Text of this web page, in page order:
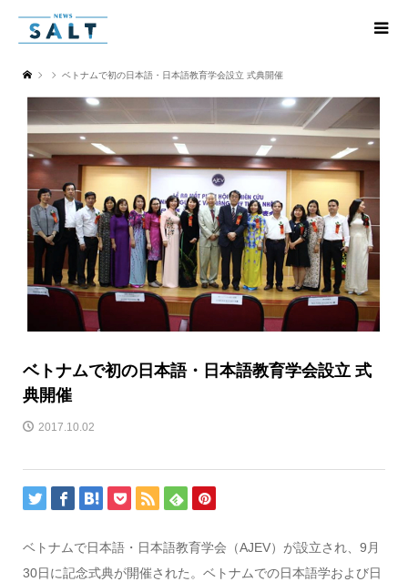
ベトナムで初の日本語・日本語教育学会設立 式典開催
ベトナムで初の日本語・日本語教育学会設立 式
典開催
2017.10.02
ベトナムで日本語・日本語教育学会（AJEV）が設立され、9月
30日に記念式典が開催された。ベトナムでの日本語学および日